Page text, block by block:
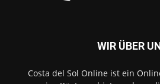
WIR ÜBER
Costa del Sol Online ist ein